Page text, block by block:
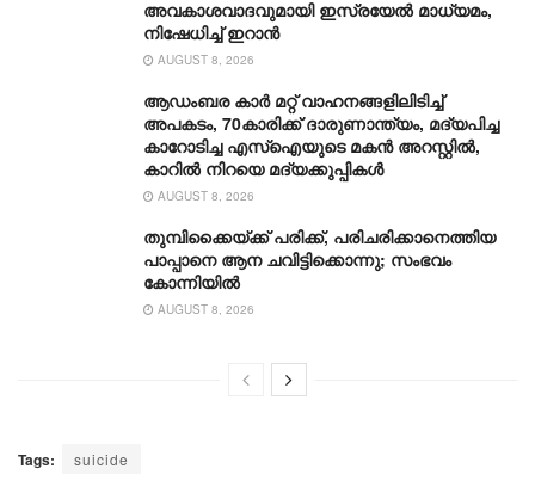
അവകാശവാദവുമായി ഇസ്രയേൽ മാധ്യമം,
നിഷേധിച്ച് ഇറാൻ
AUGUST 8, 2026
ആഡംബര കാര്‍ മറ്റ് വാഹനങ്ങളിലിടിച്ച്
അപകടം, 70കാരിക്ക് ദാരുണാന്ത്യം, മദ്യപിച്ച
കാറോടിച്ച എസ്ഐയുടെ മകന്‍ അറസ്റ്റില്‍,
കാറില്‍ നിറയെ മദ്യക്കുപ്പികള്‍
AUGUST 8, 2026
തുമ്പിക്കൈയ്ക്ക് പരിക്ക്, പരിചരിക്കാനെത്തിയ
പാപ്പാനെ ആന ചവിട്ടിക്കൊന്നു; സംഭവം
കോന്നിയിൽ
AUGUST 8, 2026
Tags: suicide